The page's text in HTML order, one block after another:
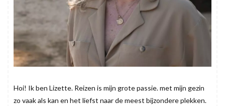
Hoi! Ik ben Lizette. Reizen is mijn grote passie. met mijn gezin
zo vaak als kan en het liefst naar de meest bijzondere plekken.